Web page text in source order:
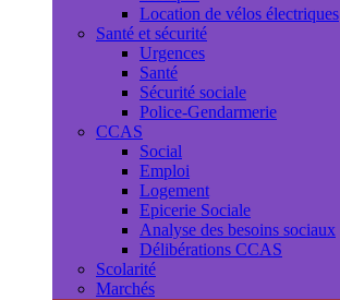
Location de vélos électriques
Santé et sécurité
Urgences
Santé
Sécurité sociale
Police-Gendarmerie
CCAS
Social
Emploi
Logement
Epicerie Sociale
Analyse des besoins sociaux
Délibérations CCAS
Scolarité
Marchés